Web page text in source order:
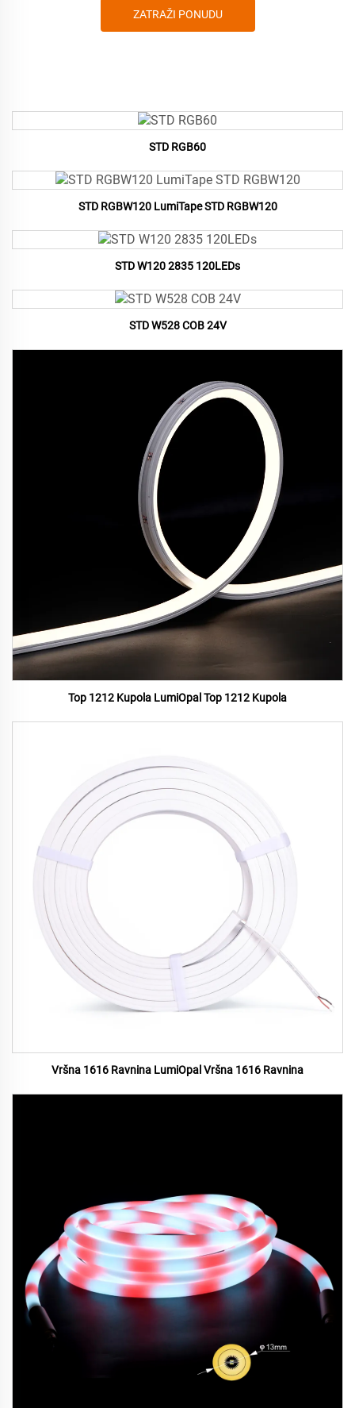
ZATRAŽI PONUDU
STD RGB60
STD RGBW120 LumiTape STD RGBW120
STD W120 2835 120LEDs
STD W528 COB 24V
Top 1212 Kupola LumiOpal Top 1212 Kupola
Vršna 1616 Ravnina LumiOpal Vršna 1616 Ravnina